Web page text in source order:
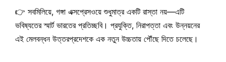
👉 সবমিলিয়ে, গঙ্গা এক্সপ্রেসওয়ে শুধুমাত্র একটি রাস্তা নয়—এটি
ভবিষ্যতের স্মার্ট ভারতের প্রতিচ্ছবি। প্রযুক্তি, নিরাপত্তা এবং উন্নয়নের
এই মেলবন্ধন উত্তরপ্রদেশকে এক নতুন উচ্চতায় পৌঁছে দিতে চলেছে।